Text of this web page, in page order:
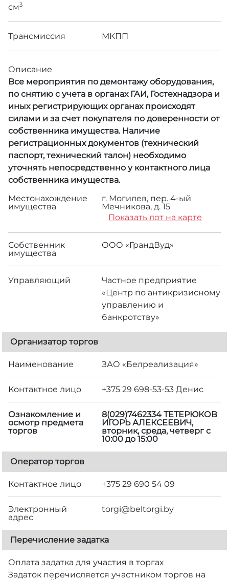
см3
Трансмиссия МКПП
Описание
Все мероприятия по демонтажу оборудования,
по снятию с учета в органах ГАИ, Гостехнадзора и
иных регистрирующих органах происходят
силами и за счет покупателя по доверенности от
собственника имущества. Наличие
регистрационных документов (технический
паспорт, технический талон) необходимо
уточнять непосредственно у контактного лица
собственника имущества.
Местонахождение
имущества
г. Могилев, пер. 4-ый
Мечникова, д. 15
Показать лот на карте
Собственник
имущества
ООО «ГрандВуд»
Управляющий
Частное предприятие
«Центр по антикризисному
управлению и
банкротству»
Организатор торгов
Наименование ЗАО «Белреализация»
Контактное лицо +375 29 698-53-53 Денис
Ознакомление и
осмотр предмета
торгов
8(029)7462334 ТЕТЕРЮКОВ
ИГОРЬ АЛЕКСЕЕВИЧ,
вторник, среда, четверг с
10:00 до 15:00
Оператор торгов
Контактное лицо +375 29 690 54 09
Электронный
адрес
torgi@beltorgi.by
Перечисление задатка
Оплата задатка для участия в торгах
Задаток перечисляется участником торгов на